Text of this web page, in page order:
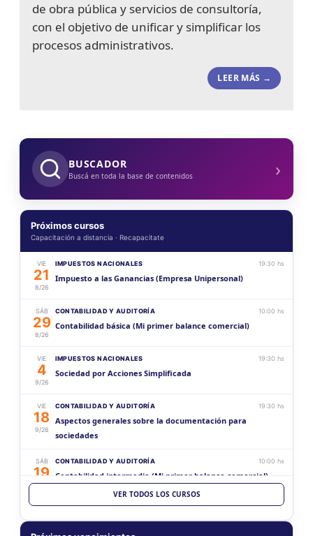
de obra pública y servicios de consultoría,
con el objetivo de unificar y simplificar los
procesos administrativos.
LEER MÁS →
BUSCADOR
Buscá en toda la base de contenidos ›
Próximos cursos
Capacitación a distancia · Recapacitate
VIE
21
8/26
IMPUESTOS NACIONALES 19:30 hs
Impuesto a las Ganancias (Empresa Unipersonal)
SÁB
29
8/26
CONTABILIDAD Y AUDITORÍA 10:00 hs
Contabilidad básica (Mi primer balance comercial)
VIE
4
9/26
IMPUESTOS NACIONALES 19:30 hs
Sociedad por Acciones Simplificada
VIE
18
9/26
CONTABILIDAD Y AUDITORÍA 19:30 hs
Aspectos generales sobre la documentación para
sociedades
SÁB
19
9/26
CONTABILIDAD Y AUDITORÍA 10:00 hs
Contabilidad intermedia (Mi primer balance comercial)
VIE
2
10/26
CONTABILIDAD Y AUDITORÍA 19:30 hs
Estados Contables (Histórico vs Ajustado)
VER TODOS LOS CURSOS